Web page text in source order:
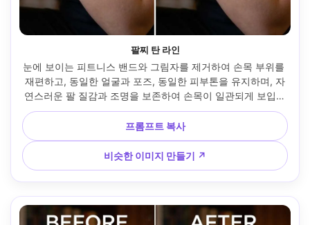
팔찌 탄 라인
눈에 보이는 피트니스 밴드와 그림자를 제거하여 손목 부위를
재편하고, 동일한 얼굴과 포즈, 동일한 피부톤을 유지하며, 자
연스러운 팔 질감과 조명을 보존하여 손목이 일관되게 보입니
다 --ar 4:5
프롬프트 복사
비슷한 이미지 만들기 ↗